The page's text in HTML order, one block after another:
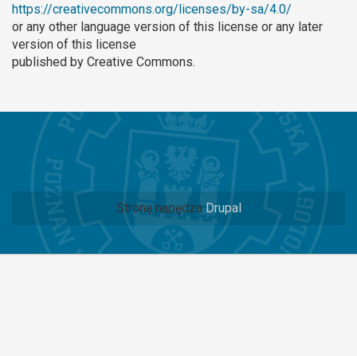
https://creativecommons.org/licenses/by-sa/4.0/
or any other language version of this license or any later
version of this license
published by Creative Commons.
Stronę napędza Drupal